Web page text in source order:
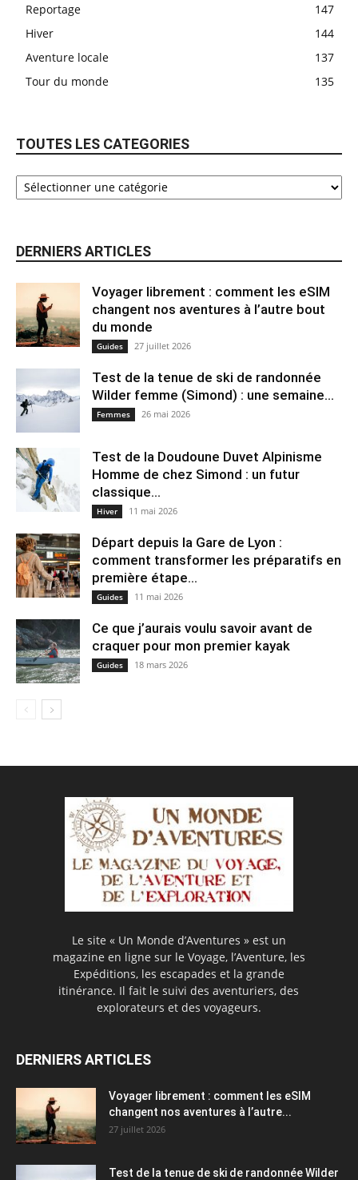
Reportage
147
Hiver
144
Aventure locale
137
Tour du monde
135
TOUTES LES CATEGORIES
DERNIERS ARTICLES
Voyager librement : comment les eSIM
changent nos aventures à l’autre bout
du monde
Guides 27 juillet 2026
Test de la tenue de ski de randonnée
Wilder femme (Simond) : une semaine...
Femmes 26 mai 2026
Test de la Doudoune Duvet Alpinisme
Homme de chez Simond : un futur
classique...
Hiver 11 mai 2026
Départ depuis la Gare de Lyon :
comment transformer les préparatifs en
pre⁠mière étape...
Guides 11 mai 2026
Ce que j’aurais voulu savoir avant de
craquer pour mon premier kayak
Guides 18 mars 2026
Le site « Un Monde d’Aventures » est un
magazine en ligne sur le Voyage, l’Aventure, les
Expéditions, les escapades et la grande
itinérance. Il fait le suivi des aventuriers, des
explorateurs et des voyageurs.
DERNIERS ARTICLES
Voyager librement : comment les eSIM
changent nos aventures à l’autre...
27 juillet 2026
Test de la tenue de ski de randonnée Wilder